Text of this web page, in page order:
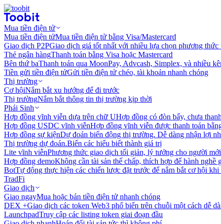
Mua tiền điện tử
Mua tiền điện tửMua tiền điện tử bằng Visa/Mastercard
Giao dịch P2PGiao dịch giá tốt nhất với nhiều lựa chọn phương thức
Thẻ ngân hàngThanh toán bằng Visa hoặc Mastercard
Bên thứ baThanh toán qua MoonPay, Advcash, Simplex, và nhiều
Tiền gửi tiền điện tửGửi tiền điện tử chéo, tài khoản nhanh chóng
Thị trường
Cơ hộiNắm bắt xu hướng để đi trước
Thị trườngNắm bắt thông tin thị trường kịp thời
Phái Sinh
Hợp đồng vĩnh viễn dựa trên chữ UHợp đồng có đòn bẩy, chưa
Hợp đồng USDC vĩnh viễnHợp đồng vĩnh viễn được thanh toán
Hợp đồng sự kiệnDự đoán biến động thị trường. Dễ dàng nhận lợi
Thị trường dự đoán.Biến các hiểu biết thành giá trị
Lite vĩnh viễnPhương thức giao dịch tối giản, lý tưởng cho người
Hợp đồng demoKhông cần tài sản thế chấp, thích hợp để hành nghề
BotTự động thực hiện các chiến lược đặt trước để nắm bắt cơ hội
TradFi
Giao dịch
Giao ngayMua hoặc bán tiền điện tử nhanh chóng
DEX +Giao dịch các token Web3 phổ biến trên chuỗi một cách dễ
LaunchpadTruy cập các listing token giai đoạn đầu